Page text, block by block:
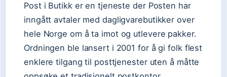
Post i Butikk er en tjeneste der Posten har
inngått avtaler med dagligvarebutikker over
hele Norge om å ta imot og utlevere pakker.
Ordningen ble lansert i 2001 for å gi folk flest
enklere tilgang til posttjenester uten å måtte